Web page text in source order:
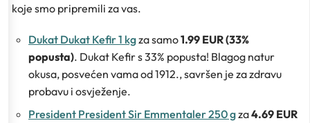
koje smo pripremili za vas.
Dukat Dukat Kefir 1 kgza samo1.99 EUR (33%
popusta). Dukat Kefir s 33% popusta! Blagog natur
okusa, posvećen vama od 1912., savršen je za zdravu
probavu i osvježenje.
President President Sir Emmentaler 250 gza4.69 EUR